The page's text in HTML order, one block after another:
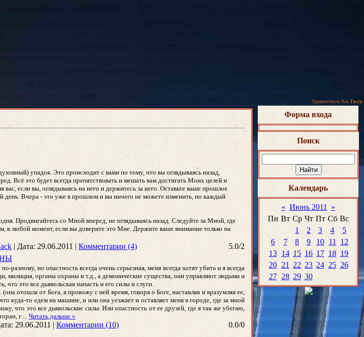
Приветствую Вас Гость
упадок. Это происходит с вами по тому, что вы оглядываясь назад,
Всё это будет всегда препятствовать и мешать вам достигать Моих целей и
если вы, оглядываясь на него и держитесь за него. Оставьте ваше прошлое
день. Вчера - это уже в прошлом и вы ничего не можете изменить, но каждый
Продвигайтесь со Мной вперед, не оглядываясь назад. Следуйте за Мной, где
в любой момент, если вы доверите это Мне. Держите ваше внимание только на
5.0/2
| Дата: 29.06.2011 | Комментарии (4)
разному, но опастность всегда очень серьезная, меня всегда хотят убить и я всегда
милиция, органы охраны и т.д., а демонические существа, они управляют людьми и
что это все дьявольская напасть и его силы и слуги.
отошла от Бога, я провожу с ней время, говоря о Боге, наставляя и вразумляя ее,
куда-то едем на машине, и или она уезжает и оставляет меня в городе, где за мной
что это все дьявольские силы. Или опастность от ее друзей, где я так же убегаю,
г ... Читать дальше »
0.0/0
29.06.2011 | Комментарии (10)
Форма входа
Поиск
Календарь
« Июнь 2011
»
Пн Вт Ср Чт Пт Сб Вс
1
2 3 4
5
6
7 8 9 10 11
12
13 14 15 16 17 18 19
20 21 22 23 24 25 26
27 28 29 30